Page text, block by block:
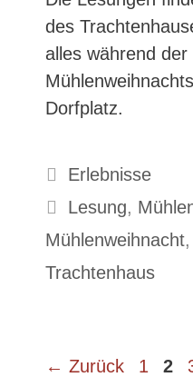
des
alles während der
Dorfplatz.
Kategorien
Erlebnisse
Schlagwörter
Lesung,
Mühlenweihnacht,
Trachtenhaus
← Zurück Seite
1 2